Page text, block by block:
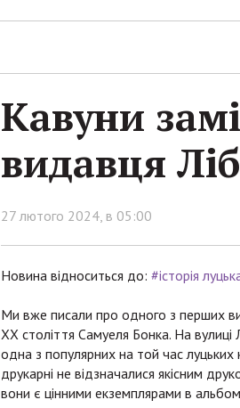
Кавуни
видавця
27 лютого 2024, в 05:00
Новина відноситься до: #історія
Ми вже писали про одного з перших
ХХ століття Самуеля Бонка. На вулиці
одна з популярних на той час
друкарні не відзначалися якісним
вони є цінними екземплярами в